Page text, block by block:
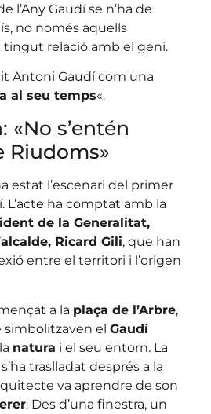
l’Any Gaudí se n’ha de
no només aquells
relació amb el geni.
Antoni Gaudí com una
al seu temps«.
«No s’entén
Riudoms»
estat l’escenari del primer
L’acte ha comptat amb la
de la Generalitat,
alcalde, Ricard Gili, que han
entre el territori i l’origen
a la plaça de l’Arbre,
simbolitzaven el Gaudí
natura i el seu entorn. La
s’ha traslladat després a la
va aprendre de son
. Des d’una finestra, un